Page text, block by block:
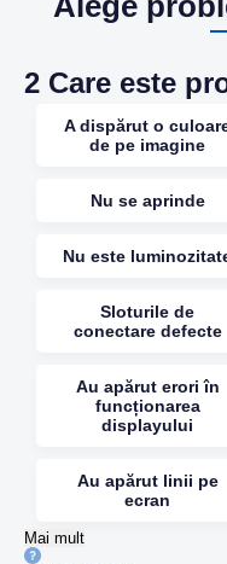
2 Care este
A dispărut o
de pe imagine
Nu se aprinde
Nu este
Sloturile de
conectare defecte
Au apărut erori în
funcționarea
displayului
Au apărut linii pe
ecran
Mai mult